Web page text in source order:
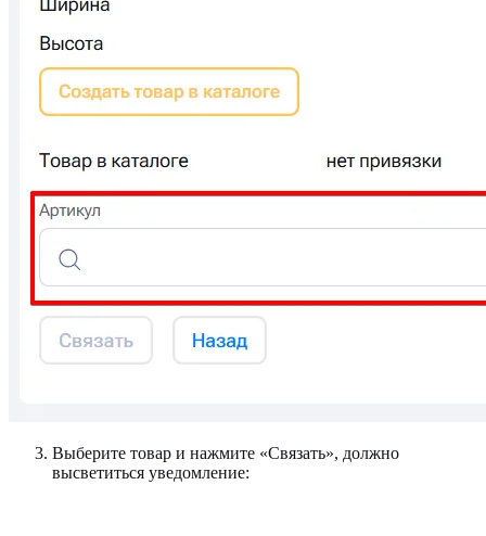
Выберите товар и нажмите «Связать», должно
высветиться уведомление: